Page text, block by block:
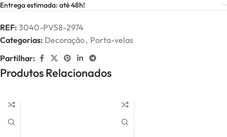
Entrega estimada: até 48h!
REF: 3040-PV58-2974
Categorias: Decoração, Porta-velas
Partilhar:
Produtos Relacionados